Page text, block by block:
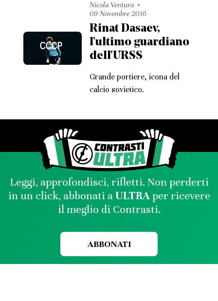
Nicola Ventura
09 Novembre 2016
Rinat Dasaev,
l'ultimo guardiano
dell'URSS
Grande portiere, icona del
calcio sovietico.
Leggi, approfondisci, rifletti. Non perderti
in un click, abbonati aULTRAper ricevere
il meglio di Contrasti.
ABBONATI